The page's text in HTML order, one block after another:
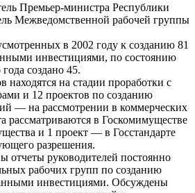
Премьер-министра Республики
Межведомственной рабочей группы
в 2002 году к созданию 81
инвестициями, по состоянию
создано 45.
находятся на стадии проработки с
и 12 проектов по созданию
— на рассмотрении в коммерческих
рассматриваются в Госкомимуществе
и 1 проект — в Госстандарте
разрешения.
отчеты руководителей постоянно
рабочих групп по созданию
инвестициями. Обсуждены